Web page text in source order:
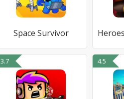
Space Survivor
3.7 4.5